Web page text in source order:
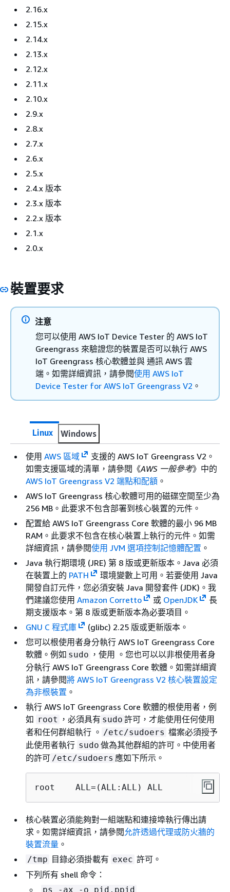
2.16.x
2.15.x
2.14.x
2.13.x
2.12.x
2.11.x
2.10.x
2.9.x
2.8.x
2.7.x
2.6.x
2.5.x
2.4.x 版本
2.3.x 版本
2.2.x 版本
2.1.x
2.0.x
裝置要求
注意
您可以使用 AWS IoT Device Tester 的 AWS IoT
Greengrass 來驗證您的裝置是否可以執行 AWS
IoT Greengrass 核心軟體並與 通訊 AWS 雲
端。如需詳細資訊，請參閱使用 AWS IoT
Device Tester for AWS IoT Greengrass V2 。
Linux Windows
使用 AWS 區域
支援的 AWS IoT Greengrass V2。
如需支援區域的清單，請參閱《AWS 一般參考》中的
AWS IoT Greengrass V2 端點和配額 。
AWS IoT Greengrass 核心軟體可用的磁碟空間至少為
256 MB。此要求不包含部署到核心裝置的元件。
配置給 AWS IoT Greengrass Core 軟體的最小 96 MB
RAM。此要求不包含在核心裝置上執行的元件。如需
詳細資訊，請參閱使用 JVM 選項控制記憶體配置 。
Java 執行期環境 (JRE) 第 8 版或更新版本。Java 必須
在裝置上的 PATH
環境變數上可用。若要使用 Java
開發自訂元件，您必須安裝 Java 開發套件 (JDK)。我
們建議您使用 Amazon Corretto 或 OpenJDK
長
期支援版本。第 8 版或更新版本為必要項目。
GNU C 程式庫
(glibc) 2.25 版或更新版本。
您可以根使用者身分執行 AWS IoT Greengrass Core
軟體。例如 sudo ，使用 。您也可以以非根使用者身
分執行 AWS IoT Greengrass Core 軟體。如需詳細資
訊，請參閱將 AWS IoT Greengrass V2 核心裝置設定
為非根裝置 。
執行 AWS IoT Greengrass Core 軟體的根使用者，例
如 root ，必須具有 sudo 許可，才能使用任何使用
者和任何群組執行 。 /etc/sudoers 檔案必須授予
此使用者執行 sudo 做為其他群組的許可。中使用者
的許可 /etc/sudoers 應如下所示。
root    ALL=(ALL:ALL) ALL
核心裝置必須能夠對一組端點和連接埠執行傳出請
求。如需詳細資訊，請參閱 允許透過代理或防火牆的
裝置流量 。
/tmp 目錄必須掛載有 exec 許可。
下列所有 shell 命令：
ps -ax -o pid,ppid